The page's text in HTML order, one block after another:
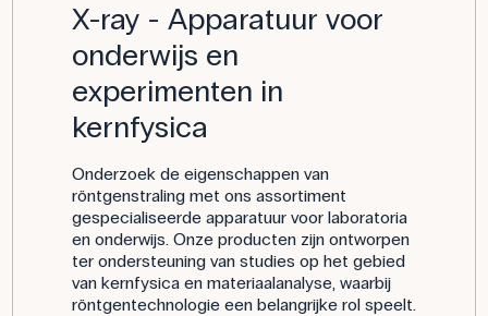
X-ray - Apparatuur voor
onderwijs en
experimenten in
kernfysica
Onderzoek de eigenschappen van
röntgenstraling met ons assortiment
gespecialiseerde apparatuur voor laboratoria
en onderwijs. Onze producten zijn ontworpen
ter ondersteuning van studies op het gebied
van kernfysica en materiaalanalyse, waarbij
röntgentechnologie een belangrijke rol speelt.